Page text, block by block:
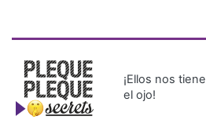
¡Ellos nos
el ojo!